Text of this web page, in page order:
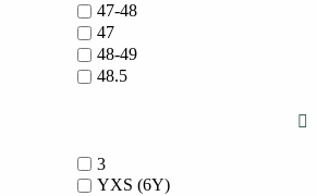
47-48
47
48-49
48.5
3
YXS (6Y)